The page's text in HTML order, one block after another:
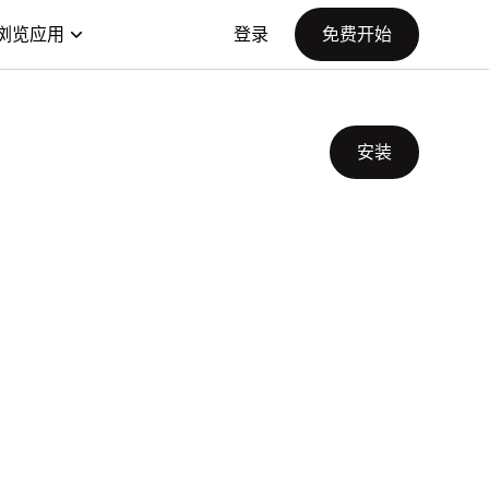
览应用 登录 免费开始
安装